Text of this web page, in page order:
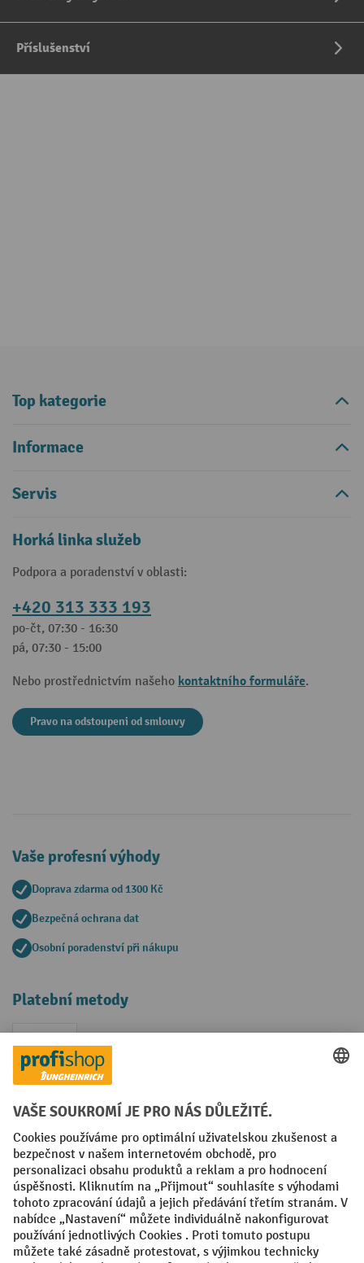
Příslušenství
Top kategorie
Informace
Servis
Horká linka služeb
Podpora a poradenství v oblasti:
+420 313 333 193
po-čt, 07:30 - 16:30
pá, 07:30 - 15:00
Nebo prostřednictvím našeho kontaktního formuláře.
Pravo na odstoupeni od smlouvy
Vaše profesní výhody
Doprava zdarma od 1300 Kč
Bezpečná ochrana dat
Osobní poradenství při nákupu
Platební metody
Faktura
Sociální sítě
Facebook
YouTubeLinkedIn
VODP Otisk
Prohlášení o ochraně osobních údajů